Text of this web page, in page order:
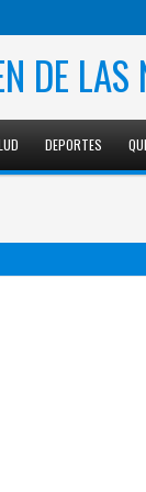
DE
DEPORTES